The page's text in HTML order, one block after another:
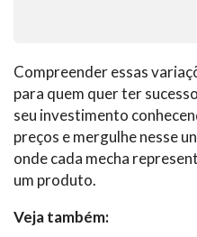
Compreender essas
para quem quer ter
seu investimento
preços e mergulhe nesse
onde cada mecha
um produto.
Veja também: